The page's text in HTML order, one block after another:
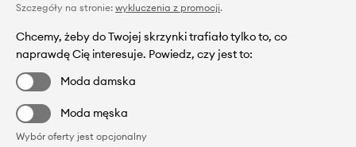
Szczegóły na stronie: wykluczenia z promocji.
Chcemy, żeby do Twojej skrzynki trafiało tylko to, co
naprawdę Cię interesuje. Powiedz, czy jest to:
Moda damska
Moda męska
Wybór oferty jest opcjonalny